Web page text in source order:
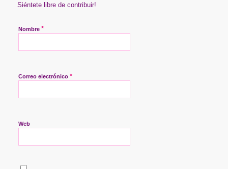
Siéntete libre de contribuir!
Nombre *
Correo electrónico *
Web